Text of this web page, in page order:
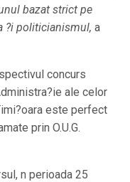
bazat strict pe
?i politicianismul, a
concurs
ale celor
este perfect
prin O.U.G.
n perioada 25